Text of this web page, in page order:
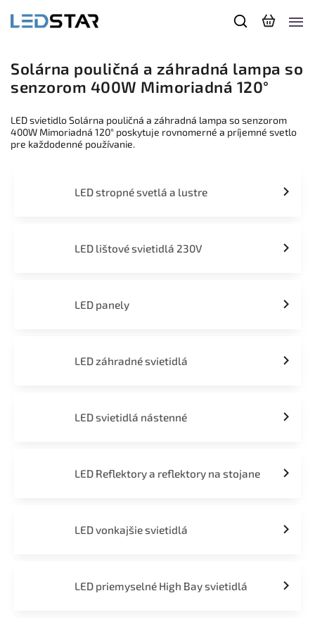
Solárna pouličná a záhradná lampa so
senzorom 400W Mimoriadná 120°
LED svietidlo Solárna pouličná a záhradná lampa so senzorom
400W Mimoriadná 120° poskytuje rovnomerné a príjemné svetlo
pre každodenné používanie.
LED stropné svetlá a lustre
LED lištové svietidlá 230V
LED panely
LED záhradné svietidlá
LED svietidlá nástenné
LED Reflektory a reflektory na stojane
LED vonkajšie svietidlá
LED priemyselné High Bay svietidlá